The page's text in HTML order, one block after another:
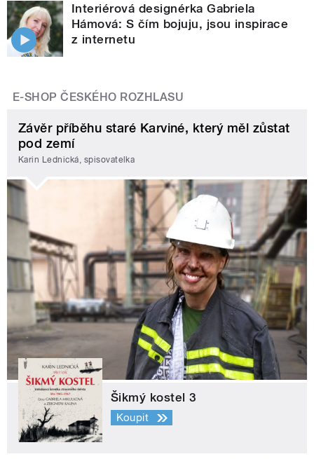
Interiérová designérka Gabriela
Hámová: S čím bojuju, jsou inspirace
z internetu
E-SHOP ČESKÉHO ROZHLASU
Závěr příběhu staré Karviné, který měl zůstat
pod zemí
Karin Lednická, spisovatelka
Šikmý kostel 3
Koupit